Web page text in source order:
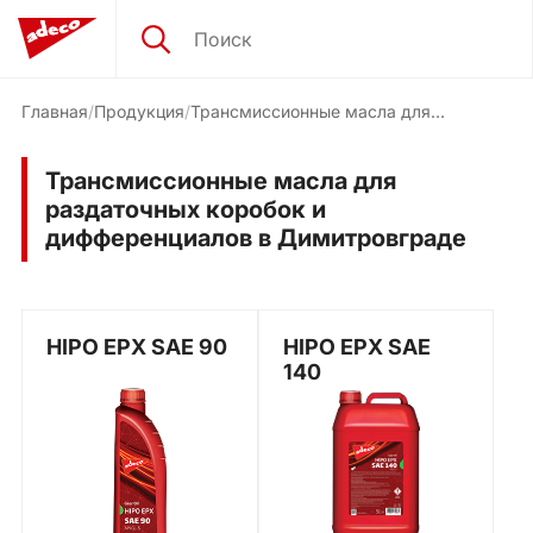
Главная Продукция Трансмиссионные масла для
Трансмиссионные масла для
раздаточных коробок и
дифференциалов в Димитровграде
HIPO EPX SAE 90
HIPO EPX SAE
140